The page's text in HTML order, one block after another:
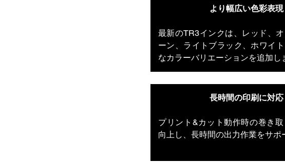
より幅広い色彩表現
最新のTR3インクは、レッド、
ーン、ライトブラック、ホワイ
なカラーバリエーションを追加し
長時間の印刷に対応
プリント&カット動作時の巻き
向上し、長時間の出力作業をサポ